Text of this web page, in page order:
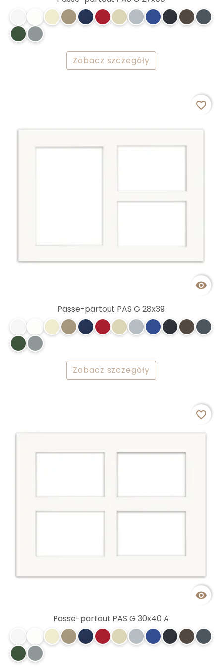
Zobacz szczegóły

favorite_border
Passe-partout PAS G 28x39
Zobacz szczegóły

favorite_border
Passe-partout PAS G 30x40 A